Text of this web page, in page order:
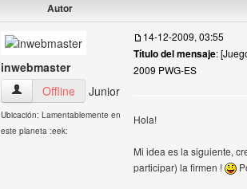
Autor
inwebmaster
inwebmaster Ver perfil del usuario
Offline Junior
Ubicación: Lamentablemente en
este planeta :eek:
14-12-2009, 03:55
Título del mensaje:
2009 PWG-ES
Hola!
Mi idea es la siguiente,
participar) la firmen !